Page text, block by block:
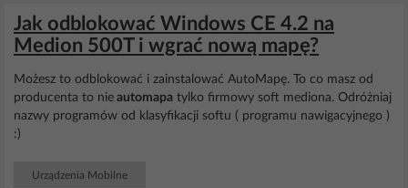
Jak odblokować Windows CE 4.2 na
Medion 500T i wgrać nową mapę?
Możesz to odblokować i zainstalować AutoMapę. To co masz od
producenta to nie automapa tylko firmowy soft mediona. Odróżniaj
nazwy programów od klasyfikacji softu ( programu nawigacyjnego )
:)
Urządzenia Mobilne